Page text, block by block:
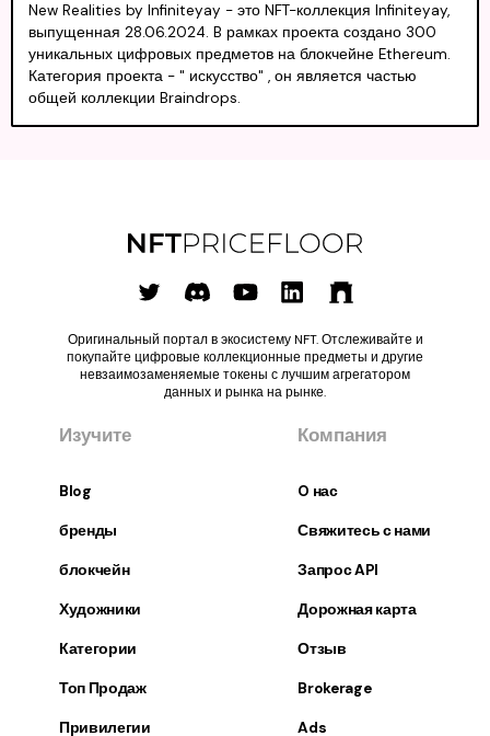
New Realities by Infiniteyay - это NFT-коллекция Infiniteyay,
выпущенная 28.06.2024. B рамках проекта создано 300
уникальных цифровых предметов на блокчейне Ethereum.
Категория проекта - " искусство" , он является частью
общей коллекции Braindrops.
Оригинальный портал в экосистему NFT. Отслеживайте и
покупайте цифровые коллекционные предметы и другие
невзаимозаменяемые токены с лучшим агрегатором
данных и рынка на рынке.
Изучите
Blog
бренды
блокчейн
Художники
Категории
Топ Продаж
Привилегии
Компания
O нас
Свяжитесь с нами
Запрос API
Дорожная карта
Отзыв
Brokerage
Ads